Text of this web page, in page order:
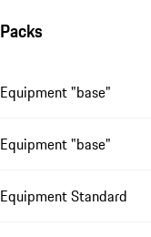
Packs
Equipment "base"
Equipment "base"
Equipment Standard